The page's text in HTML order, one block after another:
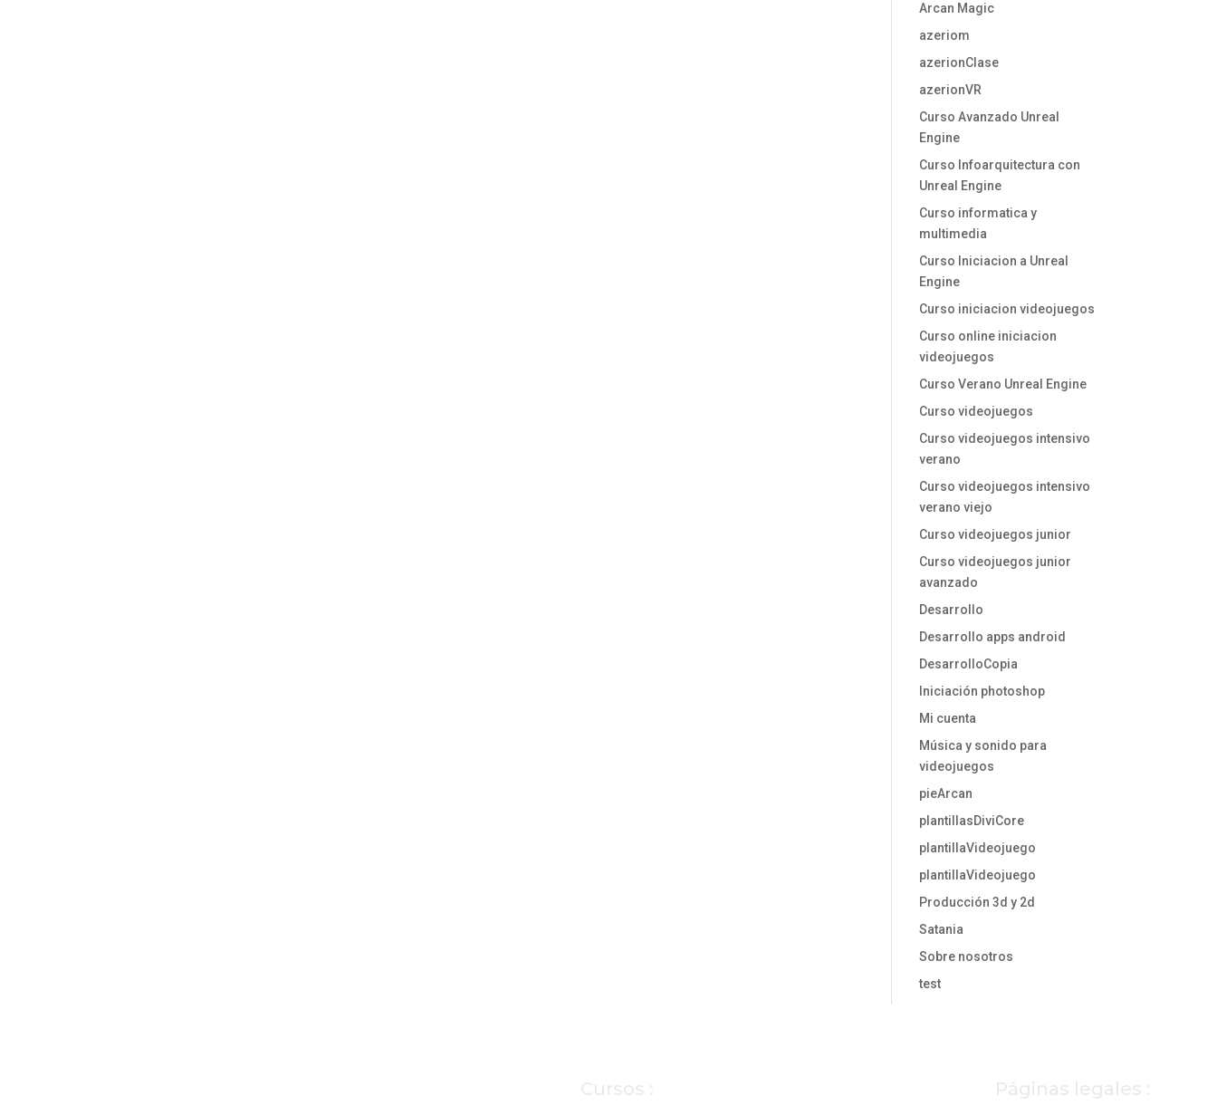
Arcan Magic
azeriom
azerionClase
azerionVR
Curso Avanzado Unreal
Engine
Curso Infoarquitectura con
Unreal Engine
Curso informatica y
multimedia
Curso Iniciacion a Unreal
Engine
Curso iniciacion videojuegos
Curso online iniciacion
videojuegos
Curso Verano Unreal Engine
Curso videojuegos
Curso videojuegos intensivo
verano
Curso videojuegos intensivo
verano viejo
Curso videojuegos junior
Curso videojuegos junior
avanzado
Desarrollo
Desarrollo apps android
DesarrolloCopia
Iniciación photoshop
Mi cuenta
Música y sonido para
videojuegos
pieArcan
plantillasDiviCore
plantillaVideojuego
plantillaVideojuego
Producción 3d y 2d
Satania
Sobre nosotros
test